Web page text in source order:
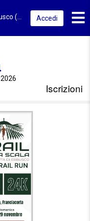
Accedi
Iscrizioni